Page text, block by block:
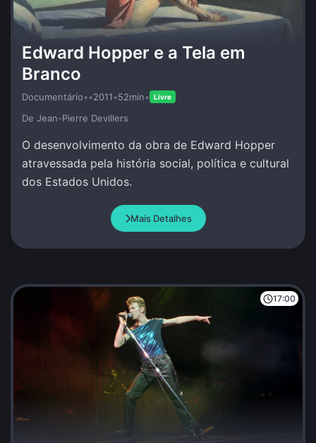
Edward Hopper e a Tela em
Branco
Documentário••2011•52min• Livre
De Jean-Pierre Devillers
O desenvolvimento da obra de Edward Hopper
atravessada pela história social, política e cultural
dos Estados Unidos.
Mais Detalhes
17:00